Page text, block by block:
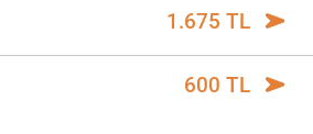
1.675 TL
600 TL